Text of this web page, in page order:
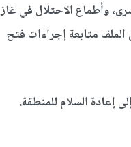
وأطماع الاحتلال في غاز
متابعة إجراءات فتح
إعادة السلام للمنطقة.